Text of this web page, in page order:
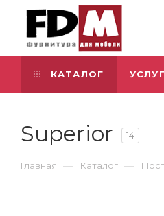
КАТАЛОГ
Superior 14
Главная — Каталог —